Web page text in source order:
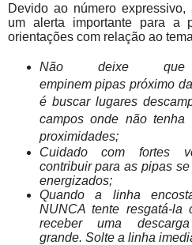
Devido ao número
um alerta importantepara a
orientações com relação ao
Não deixe
empinem pipas próximo
é buscar lugares
campos onde não
proximidades;
Cuidado com fortes
contribuir para as pipas
energizados;
Quando a linha
NUNCA tente resgatá-
receber uma
grande. Solte a linha